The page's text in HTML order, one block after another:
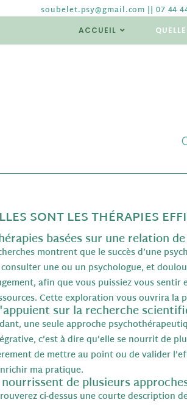
soubelet.psy@gmail.com || 07 44
ACCUEIL
SONT LES THÉRAPIES
basées sur une relation
montrent que le succès d’une
consulter une ou un psychologue, et
afin que vous puissiez vous
Cette exploration vous ouvrira la
sur la recherche
une seule approche
c’est à dire qu’elle se nourrit de
de mettre au point ou de valider
ma pratique.
nourrissent de plusieurs
ci-dessus une courte description